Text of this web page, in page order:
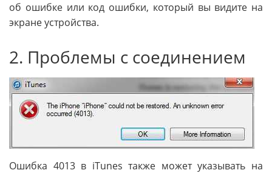
об ошибке или код ошибки, который вы видите на
экране устройства.
2. Проблемы с соединением
Ошибка 4013 в iTunes также может указывать на